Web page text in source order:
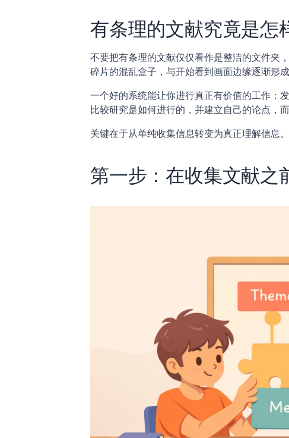
有条理的文献究竟是怎
不要把有条理的文献仅仅看作是整洁的文件夹
碎片的混乱盒子，与开始看到画面边缘逐渐形成
一个好的系统能让你进行真正有价值的工作：
比较研究是如何进行的，并建立自己的论点，
关键在于从单纯收集信息转变为真正理解信息。
第一步：在收集文献之